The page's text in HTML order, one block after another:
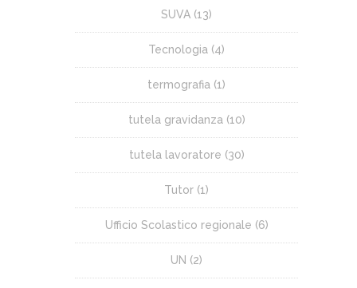
SUVA (13)
Tecnologia (4)
termografia (1)
tutela gravidanza (10)
tutela lavoratore (30)
Tutor (1)
Ufficio Scolastico regionale (6)
UN (2)